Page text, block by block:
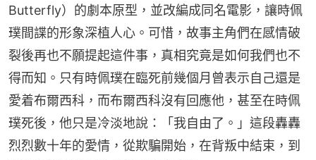
Butterfly）的劇本原型，並改編成同名電影，讓時佩
璞間諜的形象深植人心。可惜，故事主角們在感情破
裂後再也不願提起這件事，真相究竟是如何我們也不
得而知。只有時佩璞在臨死前幾個月曾表示自己還是
愛着布爾西科，而布爾西科沒有回應他，甚至在時佩
璞死後，他只是冷淡地說：「我自由了。」這段轟轟
烈烈數十年的愛情，從欺騙開始，在背叛中結束，到